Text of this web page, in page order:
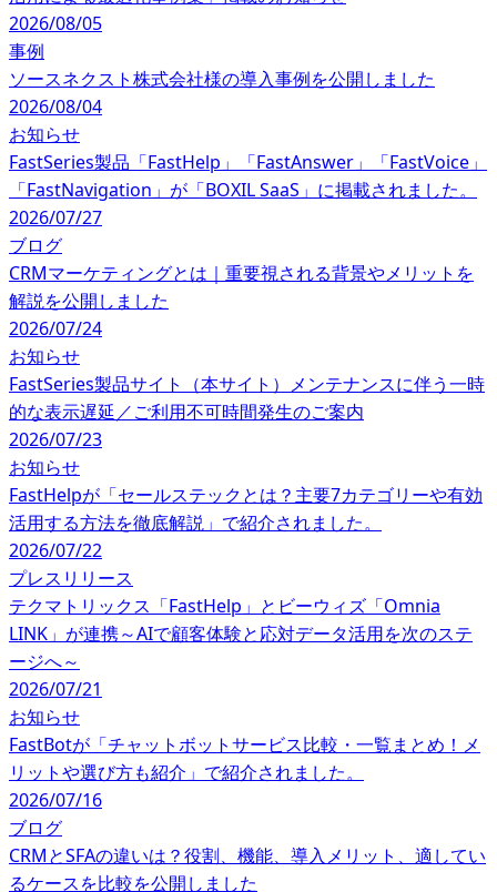
2026/08/05
事例
ソースネクスト株式会社様の導入事例を公開しました
2026/08/04
お知らせ
FastSeries製品「FastHelp」「FastAnswer」「FastVoice」
「FastNavigation」が「BOXIL SaaS」に掲載されました。
2026/07/27
ブログ
CRMマーケティングとは｜重要視される背景やメリットを
解説を公開しました
2026/07/24
お知らせ
FastSeries製品サイト（本サイト）メンテナンスに伴う一時
的な表示遅延／ご利用不可時間発生のご案内
2026/07/23
お知らせ
FastHelpが「セールステックとは？主要7カテゴリーや有効
活用する方法を徹底解説」で紹介されました。
2026/07/22
プレスリリース
テクマトリックス「FastHelp」とビーウィズ「Omnia
LINK」が連携～AIで顧客体験と応対データ活用を次のステ
ージへ～
2026/07/21
お知らせ
FastBotが「チャットボットサービス比較・一覧まとめ！メ
リットや選び方も紹介」で紹介されました。
2026/07/16
ブログ
CRMとSFAの違いは？役割、機能、導入メリット、適してい
るケースを比較を公開しました